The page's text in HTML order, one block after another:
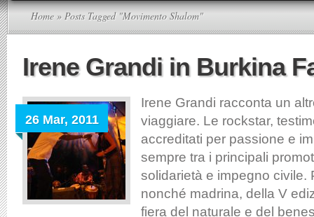
Home » Posts Tagged "Movimento Shalom"
Irene Grandi in Burkina
26 Mar, 2011
Irene Grandi racconta un
viaggiare. Le rockstar,
accreditati per passione e
sempre tra i principali
solidarietà e impegno civile.
nonché madrina, della V
fiera del naturale e del